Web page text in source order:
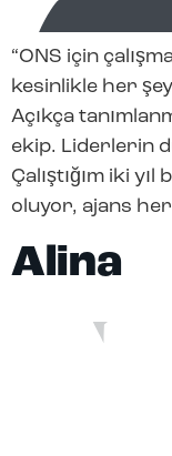
“ONS için
kesinlikle her
Açıkça
ekip. Liderlerin
Çalıştığım iki
oluyor, ajans
Alina